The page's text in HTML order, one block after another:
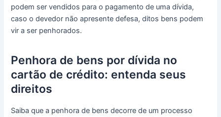
podem ser vendidos para o pagamento de uma dívida,
caso o devedor não apresente defesa, ditos bens podem
vir a ser penhorados.
Penhora de bens por dívida no
cartão de crédito: entenda seus
direitos
Saiba que a penhora de bens decorre de um processo